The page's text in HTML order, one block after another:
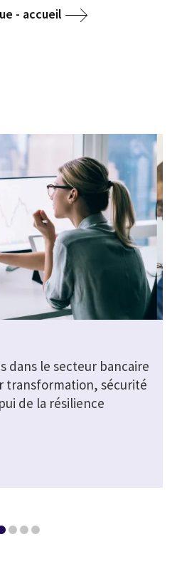
- accueil
dans le secteur bancaire
transformation, sécurité
de la résilience